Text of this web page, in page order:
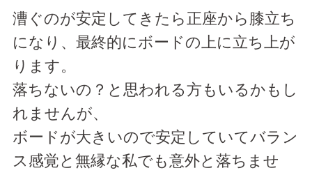
漕ぐのが安定してきたら正座から膝立ち
になり、最終的にボードの上に立ち上が
ります。
落ちないの？と思われる方もいるかもし
れませんが、
ボードが大きいので安定していてバラン
ス感覚と無縁な私でも意外と落ちませ